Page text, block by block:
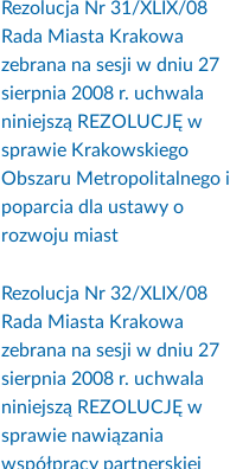
Rezolucja Nr 31/XLIX/08
Rada Miasta Krakowa
zebrana na sesji w dniu 27
sierpnia 2008 r. uchwala
niniejszą REZOLUCJĘ w
sprawie Krakowskiego
Obszaru Metropolitalnego i
poparcia dla ustawy o
rozwoju miast
Rezolucja Nr 32/XLIX/08
Rada Miasta Krakowa
zebrana na sesji w dniu 27
sierpnia 2008 r. uchwala
niniejszą REZOLUCJĘ w
sprawie nawiązania
współpracy partnerskiej